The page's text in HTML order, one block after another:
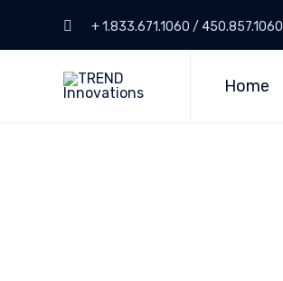
+ 1.833.671.1060 / 450.857.1060
Home